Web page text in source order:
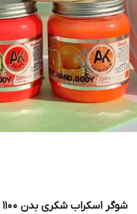
شوگر اسکراب شکری بدن 1100 گرمی ای کا AK پدیکور